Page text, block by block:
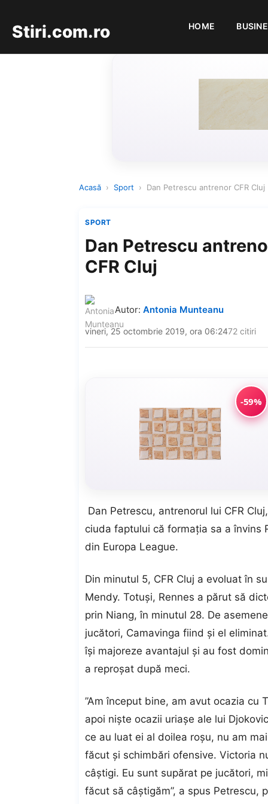
Stiri.com.ro HOME
Acasă › Sport › Dan Petrescu antrenor CFR Cluj
SPORT
Dan Petrescu
CFR Cluj
Autor: Antonia Munteanu
vineri, 25 octombrie 2019, ora 06:2472 citiri
-59%
Dan Petrescu, antrenorul lui CFR
ciuda faptului că formația sa a învins
din Europa League.
Din minutul 5, CFR Cluj a evoluat în
Mendy. Totuși, Rennes a părut să
prin Niang, în minutul 28. De
jucători, Camavinga fiind și el
își majoreze avantajul și au fost
a reproșat după meci.
”Am început bine, am avut ocazia cu
apoi niște ocazii uriașe ale lui
ce au luat ei al doilea roșu, nu am
făcut și schimbări ofensive. Victoria
câștigi. Eu sunt supărat pe jucători,
făcut să câștigăm”, a spus Petrescu,